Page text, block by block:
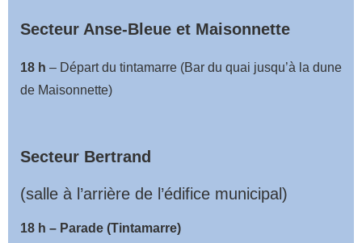
Secteur Anse-Bleue et Maisonnette
18 h – Départ du tintamarre (Bar du quai jusqu’à la dune
de Maisonnette)
Secteur Bertrand
(salle à l’arrière de l’édifice municipal)
18 h – Parade (Tintamarre)